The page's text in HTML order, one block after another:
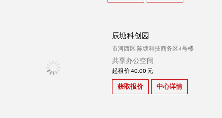
辰塘科创园
市河西区 陈塘科技商务区4号楼
共享办公空间
起租价 40.00 元
获取报价 中心详情